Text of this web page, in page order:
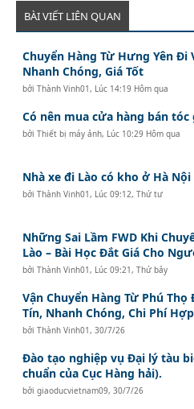
BÀI VIẾT LIÊN QUAN
Chuyển Hàng Từ Hưng Yên Đi
Nhanh Chóng, Giá Tốt
bởiThành Vinh01 , Lúc 14:19 Hôm qua
Có nên mua cửa hàng bán
bởiThiết bị máy ảnh, Lúc 10:29 Hôm qua
Nhà xe đi Lào có kho ở Hà Nội
bởiThành Vinh01 , Lúc 09:12, Thứ tư
Những Sai Lầm FWD Khi
Lào – Bài Học Đắt Giá Cho
bởiThành Vinh01 , Lúc 09:21, Thứ bảy
Vận Chuyển Hàng Từ Phú Thọ
Tín, Nhanh Chóng, Chi Phí
bởiThành Vinh01 ,30/7/26
Đào tạo nghiệp vụ Đại lý tàu
chuẩn của Cục Hàng hải).
bởigiaoducvietnam09,30/7/26